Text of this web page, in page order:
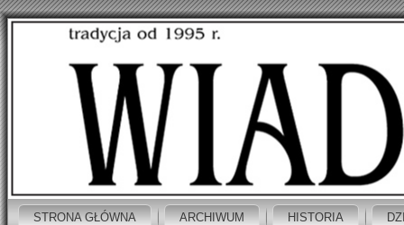
STRONA GŁÓWNA ARCHIWUM HISTORIA